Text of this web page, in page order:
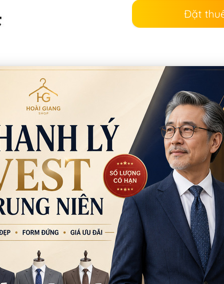
Đặt